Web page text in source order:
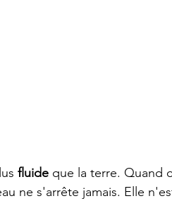
fluide que la terre. Quand
ne s'arrête jamais. Elle